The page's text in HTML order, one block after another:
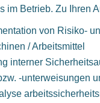
im Betrieb. Zu Ihren
von Risiko-
/ Arbeitsmittel
interner
-unterweisungen